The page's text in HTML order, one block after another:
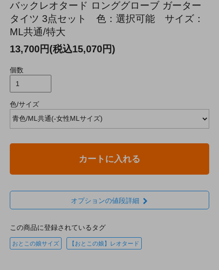
バックレオタード ロンググローブ ガーター
タイツ 3点セット 色：選択可能 サイズ：
ML共通/特大
13,700円(税込15,070円)
個数
色/サイズ
カートに入れる
オプションの値段詳細
この商品に登録されているタグ
おとこの娘サイズ 【おとこの娘】レオタード